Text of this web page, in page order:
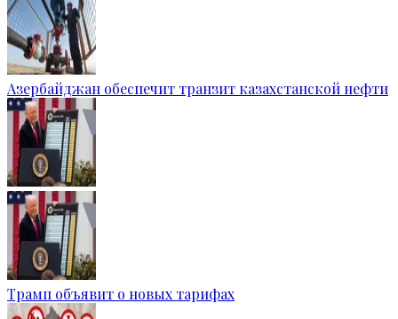
Азербайджан обеспечит транзит казахстанской нефти
Трамп объявит о новых тарифах